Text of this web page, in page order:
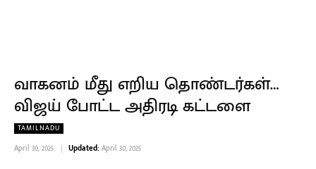
வாகனம் மீது எறிய தொண்டர்கள்…
விஜய் போட்ட அதிரடி கட்டளை
TAMILNADU
April 30, 2025 Updated: April 30, 2025